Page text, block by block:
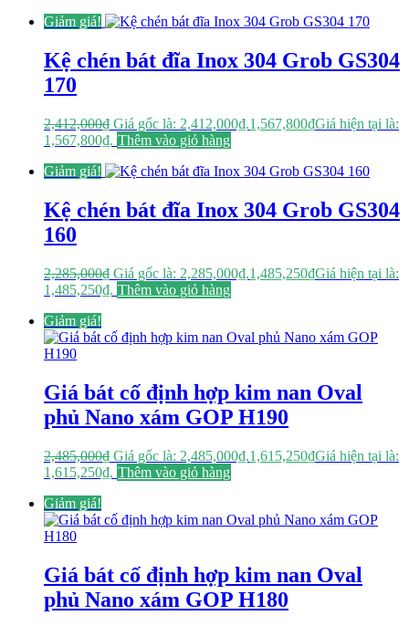
Giảm giá!
Kệ chén bát đĩa Inox 304 Grob GS304
170
2,412,000₫ Giá gốc là: 2,412,000₫.1,567,800₫Giá hiện tại là:
1,567,800₫. Thêm vào giỏ hàng
Giảm giá!
Kệ chén bát đĩa Inox 304 Grob GS304
160
2,285,000₫ Giá gốc là: 2,285,000₫.1,485,250₫Giá hiện tại là:
1,485,250₫. Thêm vào giỏ hàng
Giảm giá!
Giá bát cố định hợp kim nan Oval
phủ Nano xám GOP H190
2,485,000₫ Giá gốc là: 2,485,000₫.1,615,250₫Giá hiện tại là:
1,615,250₫. Thêm vào giỏ hàng
Giảm giá!
Giá bát cố định hợp kim nan Oval
phủ Nano xám GOP H180